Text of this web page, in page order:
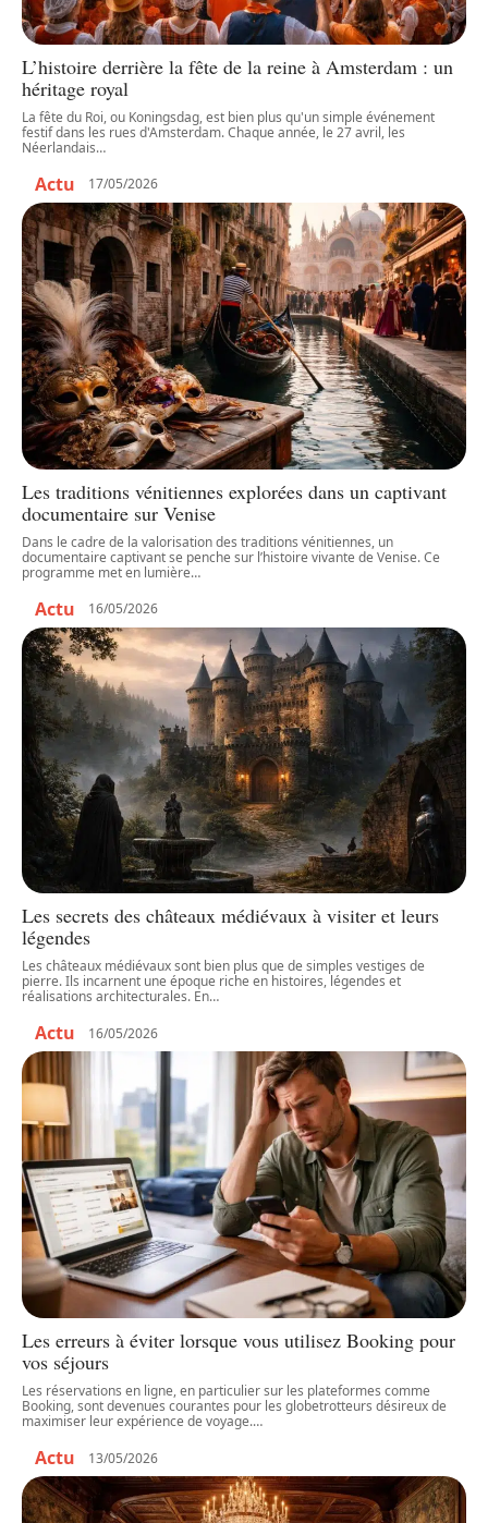
L’histoire derrière la fête de la reine à Amsterdam : un
héritage royal
La fête du Roi, ou Koningsdag, est bien plus qu'un simple événement
festif dans les rues d'Amsterdam. Chaque année, le 27 avril, les
Néerlandais…
Actu 17/05/2026
Les traditions vénitiennes explorées dans un captivant
documentaire sur Venise
Dans le cadre de la valorisation des traditions vénitiennes, un
documentaire captivant se penche sur l’histoire vivante de Venise. Ce
programme met en lumière…
Actu 16/05/2026
Les secrets des châteaux médiévaux à visiter et leurs
légendes
Les châteaux médiévaux sont bien plus que de simples vestiges de
pierre. Ils incarnent une époque riche en histoires, légendes et
réalisations architecturales. En…
Actu 16/05/2026
Les erreurs à éviter lorsque vous utilisez Booking pour
vos séjours
Les réservations en ligne, en particulier sur les plateformes comme
Booking, sont devenues courantes pour les globetrotteurs désireux de
maximiser leur expérience de voyage.…
Actu 13/05/2026